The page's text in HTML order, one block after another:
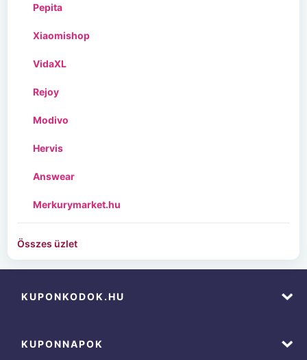
Pepita
Xiaomishop
VidaXL
Rejoy
Modivo
Hervis
Answear
Merkurymarket.hu
Összes üzlet
KUPONKODOK.HU
KUPONNAPOK